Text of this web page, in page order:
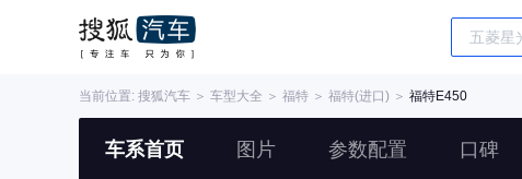
当前位置: 搜狐汽车 ＞ 车型大全 ＞ 福特 ＞ 福特(进口) ＞ 福特E450
车系首页 图片 参数配置 口碑